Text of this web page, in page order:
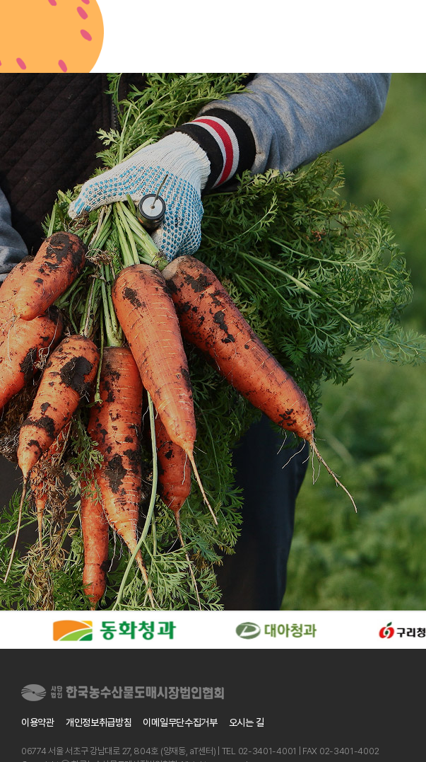
이용약관 개인정보취급방침 이메일무단수집거부 오시는 길
06774 서울 서초구 강남대로 27, 804호 (양재동, aT센터) | TEL 02-3401-4001 | FAX 02-3401-4002